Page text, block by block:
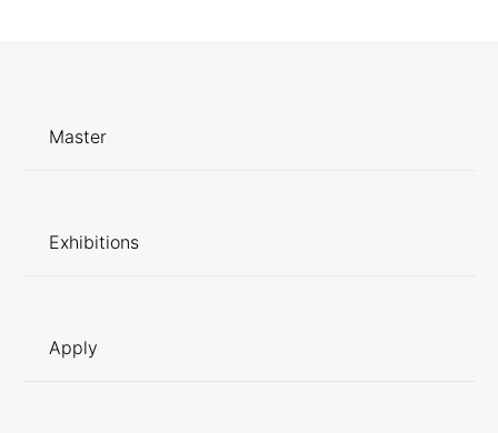
Master
Exhibitions
Apply